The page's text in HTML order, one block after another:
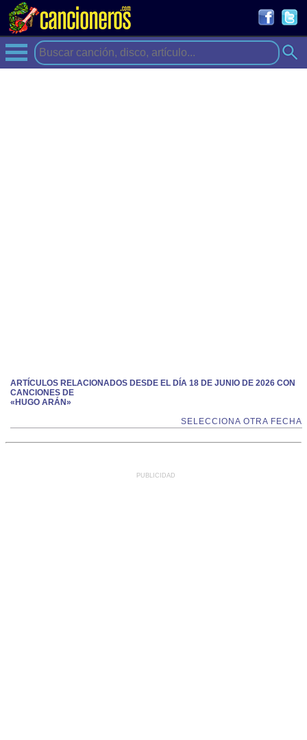
ARTÍCULOS RELACIONADOS DESDE EL DÍA 18 DE JUNIO DE 2026 CON
CANCIONES DE
«HUGO ARÁN»
SELECCIONA OTRA FECHA
PUBLICIDAD